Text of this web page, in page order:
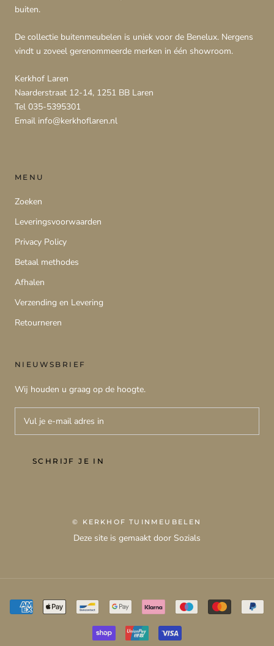
buiten.
De collectie buitenmeubelen is uniek voor de Benelux. Nergens
vindt u zoveel gerenommeerde merken in één showroom.
Kerkhof Laren
Naarderstraat 12-14, 1251 BB Laren
Tel 035-5395301
Email info@kerkhoflaren.nl
MENU
Zoeken
Leveringsvoorwaarden
Privacy Policy
Betaal methodes
Afhalen
Verzending en Levering
Retourneren
NIEUWSBRIEF
Wij houden u graag op de hoogte.
SCHRIJF JE IN
© KERKHOF TUINMEUBELEN
Deze site is gemaakt door Sozials